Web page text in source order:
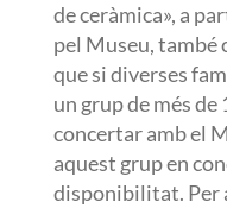
de ceràmica», a
pel Museu,
que si diverses
un grup de més de
concertar amb el
aquest grup en
disponibilitat. Per